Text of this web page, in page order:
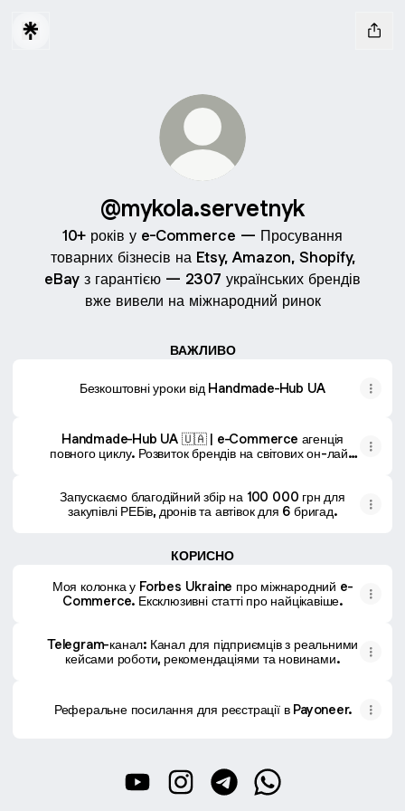
@mykola.servetnyk
10+ років у e-Commerce — Просування
товарних бізнесів на Etsy, Amazon, Shopify,
eBay з гарантією — 2307 українських брендів
вже вивели на міжнародний ринок
ВАЖЛИВО
Безкоштовні уроки від Handmade-Hub UA
Handmade-Hub UA 🇺🇦 | e-Commerce агенція
повного циклу. Розвиток брендів на світових он-лайн
Запускаємо благодійний збір на 100 000 грн для
закупівлі РЕБів, дронів та автівок для 6 бригад.
КОРИСНО
Моя колонка у Forbes Ukraine про міжнародний e-
Commerce. Ексклюзивні статті про найцікавіше.
Telegram-канал: Канал для підприємців з реальними
кейсами роботи, рекомендаціями та новинами.
Реферальне посилання для реєстрації в Payoneer.